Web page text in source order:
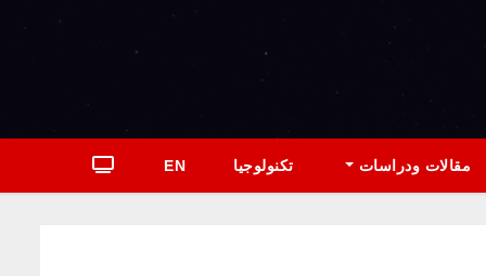
مقالات ودراسات تكنولوجيا EN